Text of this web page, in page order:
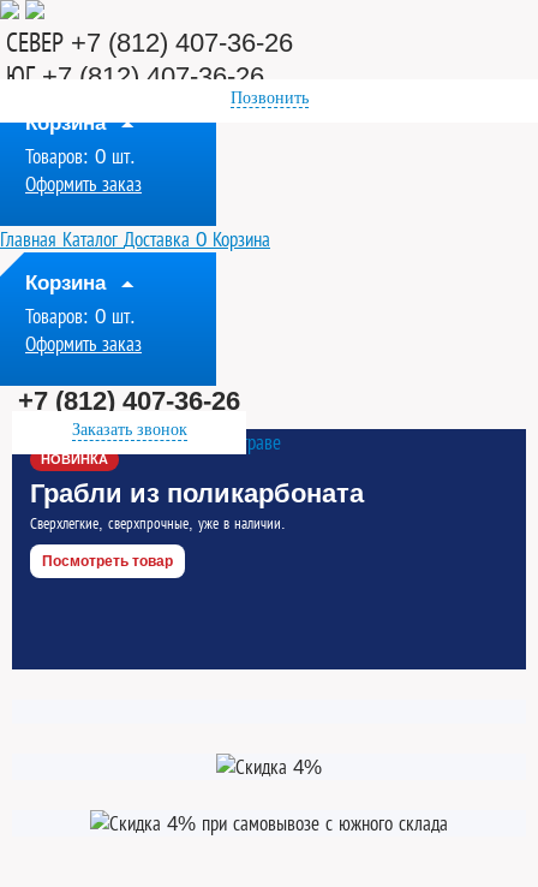
СЕВЕР +7 (812) 407-36-26
ЮГ +7 (812) 407-36-26
Позвонить
Корзина
Товаров: 0 шт.
Оформить заказ
Главная Каталог Доставка 0 Корзина
Корзина
Товаров: 0 шт.
Оформить заказ
+7 (812) 407-36-26
Заказать звонок
НОВИНКА
Грабли из поликарбоната
Сверхлегкие, сверхпрочные, уже в наличии.
Посмотреть товар